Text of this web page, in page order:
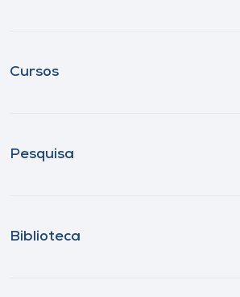
Cursos
Pesquisa
Biblioteca